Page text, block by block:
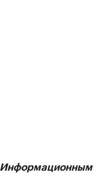
Информационным